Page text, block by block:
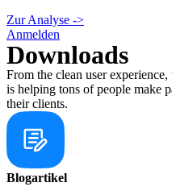
Zur Analyse ->
Anmelden
Downloads
From the clean user
is helping tons of people make
their clients.
Blogartikel